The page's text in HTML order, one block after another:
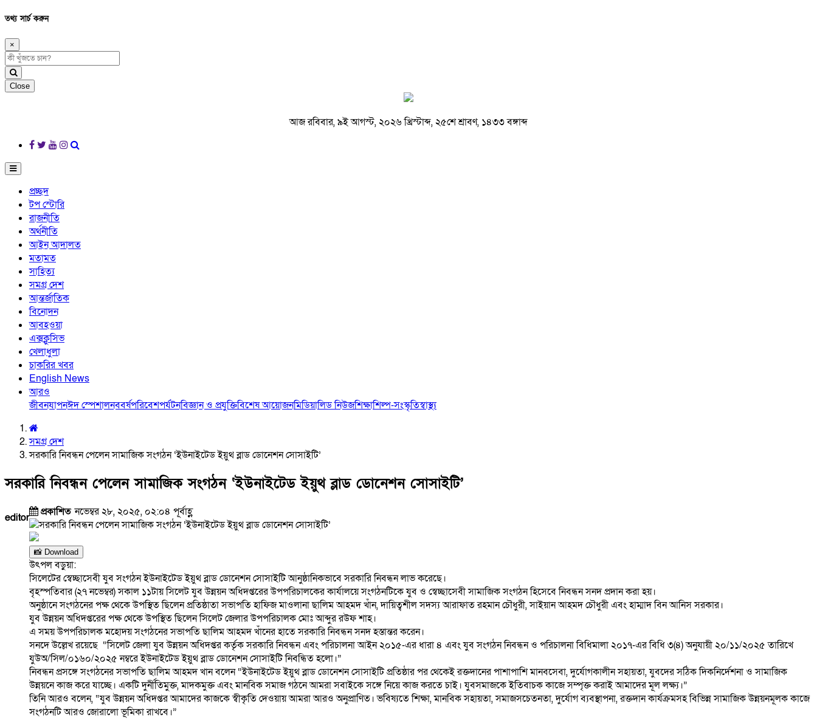
তথ্য সার্চ করুন
×
Close
আজ রবিবার, ৯ই আগস্ট, ২০২৬ খ্রিস্টাব্দ, ২৫শে শ্রাবণ, ১৪৩৩ বঙ্গাব্দ
প্রচ্ছদ
টপ স্টোরি
রাজনীতি
অর্থনীতি
আইন আদালত
মতামত
সাহিত্য
সমগ্র দেশ
আন্তর্জাতিক
বিনোদন
আবহওয়া
এক্সক্লুসিভ
খেলাধুলা
চাকরির খবর
English News
আরও
জীবনযাপনঈদ স্পেশালনববর্ষপরিবেশপর্যটনবিজ্ঞান ও প্রযুক্তিবিশেষ আয়োজনমিডিয়ালিড নিউজশিক্ষাশিল্প-সংস্কৃতিস্বাস্থ্য
সমগ্র দেশ
সরকারি নিবন্ধন পেলেন সামাজিক সংগঠন ‘ইউনাইটেড ইয়ুথ ব্লাড ডোনেশন সোসাইটি’
সরকারি নিবন্ধন পেলেন সামাজিক সংগঠন ‘ইউনাইটেড ইয়ুথ ব্লাড ডোনেশন সোসাইটি’
editor প্রকাশিতনভেম্বর ২৮, ২০২৫, ০২:০৪ পূর্বাহ্ণ
📸 Download
উৎপল বড়ুয়া:
সিলেটের স্বেচ্ছাসেবী যুব সংগঠন ইউনাইটেড ইয়ুথ ব্লাড ডোনেশন সোসাইটি আনুষ্ঠানিকভাবে সরকারি নিবন্ধন লাভ করেছে।
বৃহস্পতিবার (২৭ নভেম্বর) সকাল ১১টায় সিলেট যুব উন্নয়ন অধিদপ্তরের উপপরিচালকের কার্যালয়ে সংগঠনটিকে যুব ও স্বেচ্ছাসেবী সামাজিক সংগঠন হিসেবে নিবন্ধন সনদ প্রদান করা হয়।
অনুষ্ঠানে সংগঠনের পক্ষ থেকে উপস্থিত ছিলেন প্রতিষ্ঠাতা সভাপতি হাফিজ মাওলানা ছালিম আহমদ খাঁন, দায়িত্বশীল সদস্য আরাফাত রহমান চৌধুরী, সাইয়ান আহমদ চৌধুরী এবং হাম্মাদ বিন আনিস সরকার।
যুব উন্নয়ন অধিদপ্তরের পক্ষ থেকে উপস্থিত ছিলেন সিলেট জেলার উপপরিচালক মোঃ আব্দুর রউফ শাহ।
এ সময় উপপরিচালক মহোদয় সংগঠনের সভাপতি ছালিম আহমদ খাঁনের হাতে সরকারি নিবন্ধন সনদ হস্তান্তর করেন।
সনদে উল্লেখ রয়েছে “সিলেট জেলা যুব উন্নয়ন অধিদপ্তর কর্তৃক সরকারি নিবন্ধন এবং পরিচালনা আইন ২০১৫-এর ধারা ৪ এবং যুব সংগঠন নিবন্ধন ও পরিচালনা বিধিমালা ২০১৭-এর বিধি ৩(৪) অনুযায়ী ২০/১১/২০২৫ তারিখে
যুউঅ/সিল/০১৬০/২০২৫ নম্বরে ইউনাইটেড ইয়ুথ ব্লাড ডোনেশন সোসাইটি নিবন্ধিত হলো।”
নিবন্ধন প্রসঙ্গে সংগঠনের সভাপতি ছালিম আহমদ খান বলেন “ইউনাইটেড ইয়ুথ ব্লাড ডোনেশন সোসাইটি প্রতিষ্ঠার পর থেকেই রক্তদানের পাশাপাশি মানবসেবা, দুর্যোগকালীন সহায়তা, যুবদের সঠিক দিকনির্দেশনা ও সামাজিক
উন্নয়নে কাজ করে যাচ্ছে। একটি দুর্নীতিমুক্ত, মাদকমুক্ত এবং মানবিক সমাজ গঠনে আমরা সবাইকে সঙ্গে নিয়ে কাজ করতে চাই। যুবসমাজকে ইতিবাচক কাজে সম্পৃক্ত করাই আমাদের মূল লক্ষ্য।”
তিনি আরও বলেন, “যুব উন্নয়ন অধিদপ্তর আমাদের কাজকে স্বীকৃতি দেওয়ায় আমরা আরও অনুপ্রাণিত। ভবিষ্যতে শিক্ষা, মানবিক সহায়তা, সমাজসচেতনতা, দুর্যোগ ব্যবস্থাপনা, রক্তদান কার্যক্রমসহ বিভিন্ন সামাজিক উন্নয়নমূলক কাজে
সংগঠনটি আরও জোরালো ভূমিকা রাখবে।”